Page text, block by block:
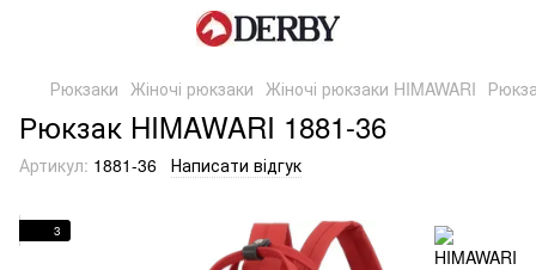
Рюкзаки Жіночі рюкзаки Жіночі рюкзаки HIMAWARI
Рюкзак HIMAWARI 1881-36
Артикул: 1881-36 Написати відгук
3